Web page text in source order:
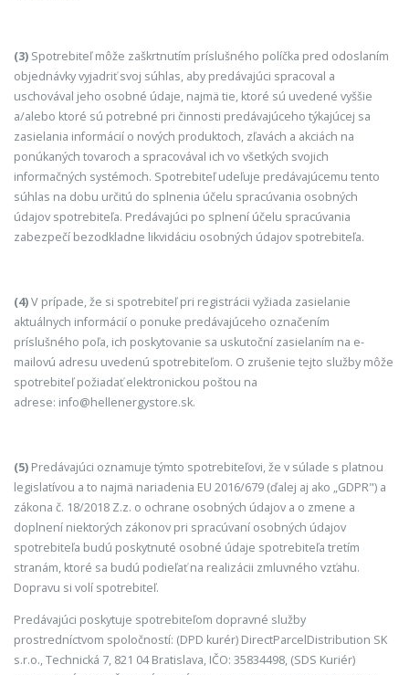
(3) Spotrebiteľ môže zaškrtnutím príslušného políčka pred odoslaním
objednávky vyjadriť svoj súhlas, aby predávajúci spracoval a
uschovával jeho osobné údaje, najmä tie, ktoré sú uvedené vyššie
a/alebo ktoré sú potrebné pri činnosti predávajúceho týkajúcej sa
zasielania informácií o nových produktoch, zľavách a akciách na
ponúkaných tovaroch a spracovával ich vo všetkých svojich
informačných systémoch. Spotrebiteľ udeľuje predávajúcemu tento
súhlas na dobu určitú do splnenia účelu spracúvania osobných
údajov spotrebiteľa. Predávajúci po splnení účelu spracúvania
zabezpečí bezodkladne likvidáciu osobných údajov spotrebiteľa.
(4)V prípade, že si spotrebiteľ pri registrácii vyžiada zasielanie
aktuálnych informácií o ponuke predávajúceho označením
príslušného poľa, ich poskytovanie sa uskutoční zasielaním na e-
mailovú adresu uvedenú spotrebiteľom. O zrušenie tejto služby môže
spotrebiteľ požiadať elektronickou poštou na
adrese: info@hellenergystore.sk.
(5) Predávajúci oznamuje týmto spotrebiteľovi, že v súlade s platnou
legislatívou a to najmä nariadenia EU 2016/679 (ďalej aj ako „GDPR") a
zákona č. 18/2018 Z.z. o ochrane osobných údajov a o zmene a
doplnení niektorých zákonov pri spracúvaní osobných údajov
spotrebiteľa budú poskytnuté osobné údaje spotrebiteľa tretím
stranám, ktoré sa budú podieľať na realizácii zmluvného vzťahu.
Dopravu si volí spotrebiteľ.
Predávajúci poskytuje spotrebiteľom dopravné služby
prostredníctvom spoločností: (DPD kurér) DirectParcelDistribution SK
s.r.o., Technická 7, 821 04 Bratislava, IČO: 35834498, (SDS Kuriér)